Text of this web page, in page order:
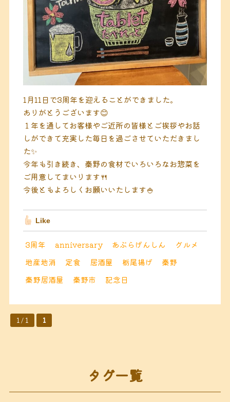
1月11日で3周年を迎えることができました。
ありがとうございます😊
１年を通してお客様やご近所の皆様とご挨拶やお話
しができて充実した毎日を過ごさせていただきまし
た✨
今年も引き続き、秦野の食材でいろいろなお惣菜を
ご用意してまいります🍴
今後ともよろしくお願いいたします🍚
Like
3周年 anniversary あぶらげんしん
グルメ
地産地消
定食 居酒屋 栃尾揚げ
秦野
秦野居酒屋
秦野市 記念日
1 / 1 1
タグ一覧